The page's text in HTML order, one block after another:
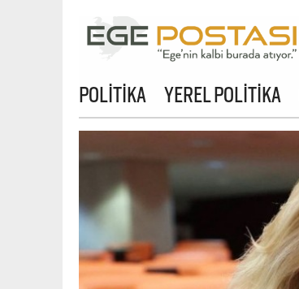
POLİTİKA YEREL POLİTİKA